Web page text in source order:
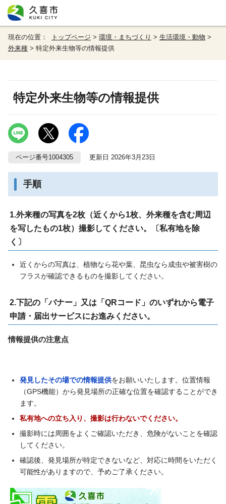
現在の位置： トップページ > 環境・まちづくり > 生活環境・動物 >
外来種 > 特定外来生物等の情報提供
特定外来生物等の情報提供
ページ番号1004305 更新日 2026年3月23日
手順
1.外来種の写真を2枚（近くから1枚、外来種を含む周辺
を写したもの1枚）撮影してください。〔私有地を除
く〕
近くからの写真は、植物なら花や葉、昆虫なら成虫や被害樹の
フラスが確認できるものを撮影してください。
2.下記の「バナー」又は「QRコード」のいずれから電子
申請・届出サービスにお進みください。
情報提供の注意点
発見したその場での情報提供をお願いいたします。位置情報
（GPS機能）から発見場所の正確な位置を確認することができ
ます。
私有地への立ち入り、撮影は行わないでください。
撮影時には周囲をよくご確認いただき、危険がないことを確認
してください。
確認後、発見場所が特定できないなど、対応に時間をいただく
可能性がありますので、予めご了承ください。